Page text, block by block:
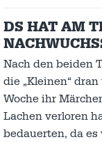
DS HAT AM
Nach den beiden
die „Kleinen“
Woche ihr
Lachen verloren
bedauerten, da